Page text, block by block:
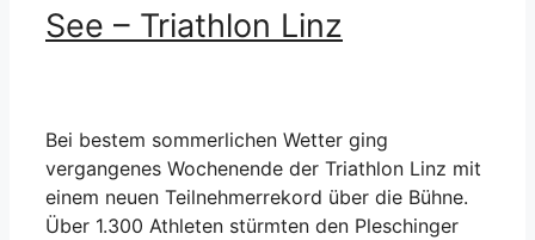
See – Triathlon Linz
Bei bestem sommerlichen Wetter ging
vergangenes Wochenende der Triathlon Linz mit
einem neuen Teilnehmerrekord über die Bühne.
Über 1.300 Athleten stürmten den Pleschinger